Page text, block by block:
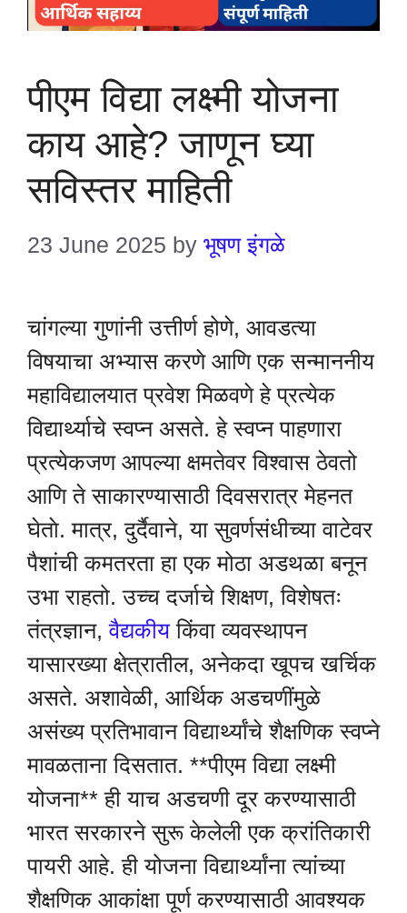
पीएम विद्या लक्ष्मी योजना
काय आहे? जाणून घ्या
सविस्तर माहिती
23 June 2025 by भूषण इंगळे
चांगल्या गुणांनी उत्तीर्ण होणे, आवडत्या
विषयाचा अभ्यास करणे आणि एक सन्माननीय
महाविद्यालयात प्रवेश मिळवणे हे प्रत्येक
विद्यार्थ्याचे स्वप्न असते. हे स्वप्न पाहणारा
प्रत्येकजण आपल्या क्षमतेवर विश्वास ठेवतो
आणि ते साकारण्यासाठी दिवसरात्र मेहनत
घेताे. मात्र, दुर्दैवाने, या सुवर्णसंधीच्या वाटेवर
पैशांची कमतरता हा एक मोठा अडथळा बनून
उभा राहतो. उच्च दर्जाचे शिक्षण, विशेषतः
तंत्रज्ञान,वैद्यकीयकिंवा व्यवस्थापन
यासारख्या क्षेत्रातील, अनेकदा खूपच खर्चिक
असते. अशावेळी, आर्थिक अडचणींमुळे
असंख्य प्रतिभावान विद्यार्थ्यांचे शैक्षणिक स्वप्ने
मावळताना दिसतात. **पीएम विद्या लक्ष्मी
योजना** ही याच अडचणी दूर करण्यासाठी
भारत सरकारने सुरू केलेली एक क्रांतिकारी
पायरी आहे. ही योजना विद्यार्थ्यांना त्यांच्या
शैक्षणिक आकांक्षा पूर्ण करण्यासाठी आवश्यक